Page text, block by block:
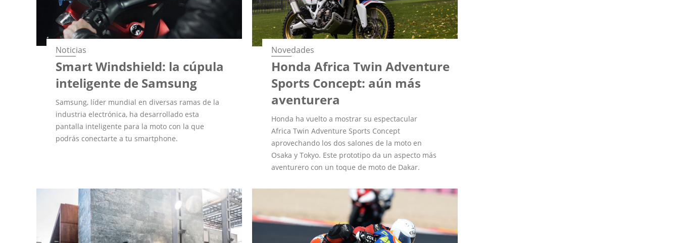
Noticias
Smart Windshield: la cúpula
inteligente de Samsung
Samsung, líder mundial en diversas ramas de la
industria electrónica, ha desarrollado esta
pantalla inteligente para la moto con la que
podrás conectarte a tu smartphone.
Novedades
Honda Africa Twin Adventure
Sports Concept: aún más
aventurera
Honda ha vuelto a mostrar su espectacular
Africa Twin Adventure Sports Concept
aprovechando los dos salones de la moto en
Osaka y Tokyo. Este prototipo da un aspecto más
aventurero con un toque de moto de Dakar.